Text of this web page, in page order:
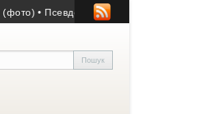
• Псевдобанкір ошукав жительку